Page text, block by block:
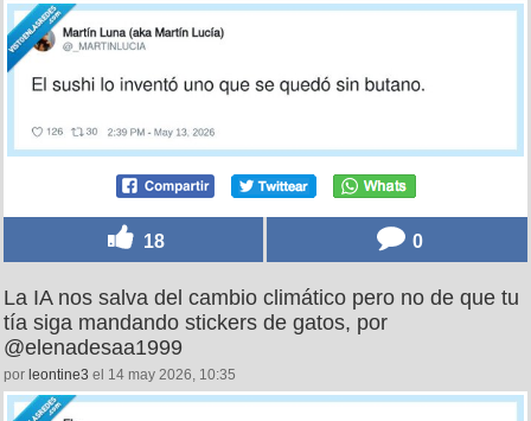
18 0
La IA nos salva del cambio climático pero no de que tu
tía siga mandando stickers de gatos, por
@elenadesaa1999
por leontine3 el 14 may 2026, 10:35